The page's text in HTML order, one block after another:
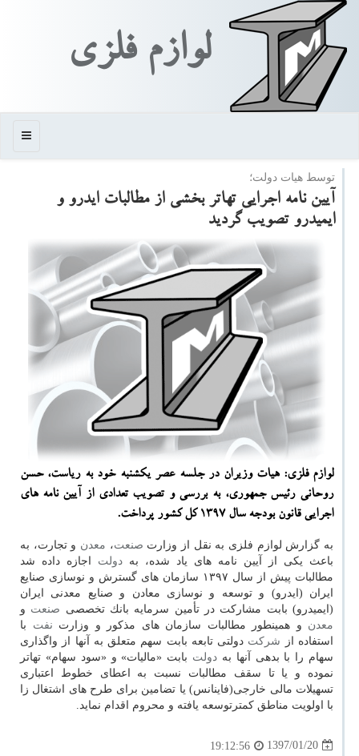
لوازم فلزی
منو
توسط هیات دولت؛
آیین نامه اجرایی تهاتر بخشی از مطالبات ایدرو و
ایمیدرو تصویب گردید
لوازم فلزی: هیات وزیران در جلسه عصر یكشنبه خود به ریاست، حسن
روحانی رئیس جمهوری، به بررسی و تصویب تعدادی از آیین نامه های
اجرایی قانون بودجه سال ۱۳۹۷ كل كشور پرداخت.
به گزارش لوازم فلزی به نقل از وزارت صنعت، معدن و تجارت، به
باعث یكی از آیین نامه های یاد شده، به دولت اجازه داده شد
مطالبات پیش از سال ۱۳۹۷ سازمان های گسترش و نوسازی صنایع
ایران (ایدرو) و توسعه و نوسازی معادن و صنایع معدنی ایران
(ایمیدرو) بابت مشاركت در تأمین سرمایه بانك تخصصی صنعت و
معدن و همینطور مطالبات سازمان های مذكور و وزارت نفت با
استفاده از شركت دولتی تابعه بابت سهم متعلق به آنها از واگذاری
سهام را با بدهی آنها به دولت بابت «مالیات» و «سود سهام» تهاتر
نموده و یا تا سقف مطالبات نسبت به اعطای خطوط اعتباری
تسهیلات مالی خارجی(فاینانس) یا تضامین برای طرح های اشتغال زا
با اولویت مناطق كمترتوسعه یافته و محروم اقدام نماید.
1397/01/20
19:12:56